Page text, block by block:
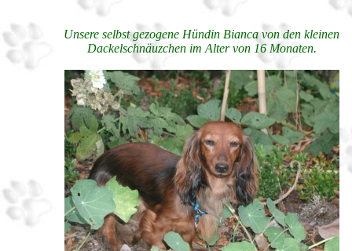
Unsere selbst gezogene Hündin Bianca von den kleinen
Dackelschnäuzchen im Alter von 16 Monaten.